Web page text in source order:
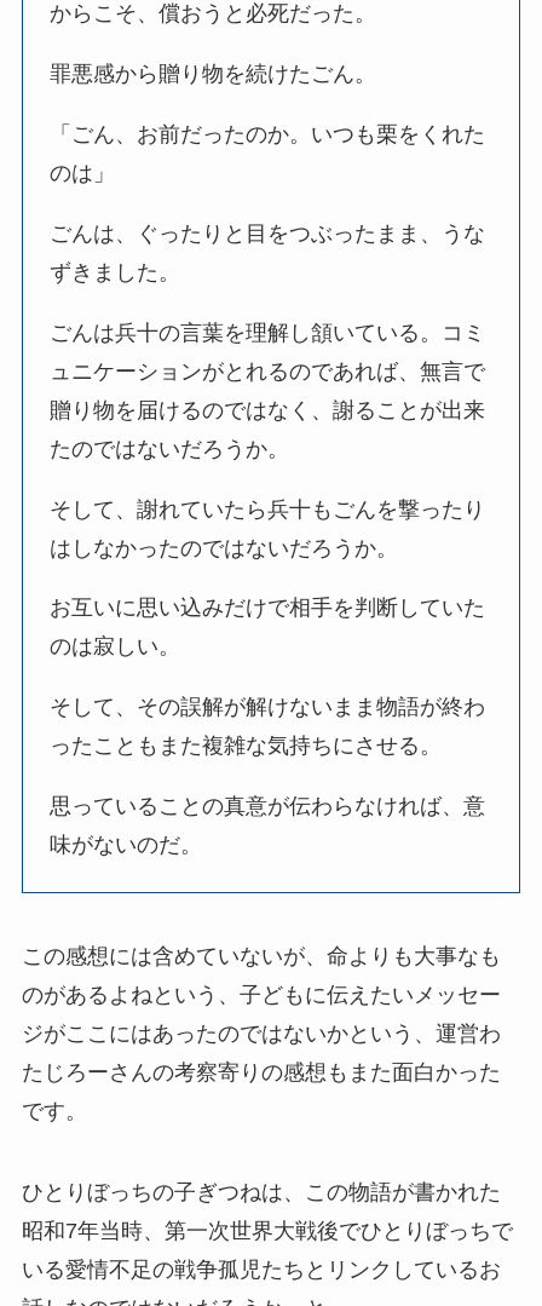
からこそ、償おうと必死だった。
罪悪感から贈り物を続けたごん。
「ごん、お前だったのか。いつも栗をくれた
のは」
ごんは、ぐったりと目をつぶったまま、うな
ずきました。
ごんは兵十の言葉を理解し頷いている。コミ
ュニケーションがとれるのであれば、無言で
贈り物を届けるのではなく、謝ることが出来
たのではないだろうか。
そして、謝れていたら兵十もごんを撃ったり
はしなかったのではないだろうか。
お互いに思い込みだけで相手を判断していた
のは寂しい。
そして、その誤解が解けないまま物語が終わ
ったこともまた複雑な気持ちにさせる。
思っていることの真意が伝わらなければ、意
味がないのだ。
この感想には含めていないが、命よりも大事なも
のがあるよねという、子どもに伝えたいメッセー
ジがここにはあったのではないかという、運営わ
たじろーさんの考察寄りの感想もまた面白かった
です。
ひとりぼっちの子ぎつねは、この物語が書かれた
昭和7年当時、第一次世界大戦後でひとりぼっちで
いる愛情不足の戦争孤児たちとリンクしているお